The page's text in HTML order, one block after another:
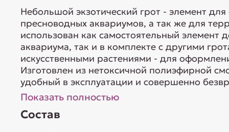
Небольшой экзотический грот - элемент
пресноводных аквариумов, а так же для
использован как самостоятельный
аквариума, так и в комплекте с другими
искусственными растениями - для
Изготовлен из нетоксичной полиэфирной
удобный в эксплуатации и совершенно
Показать полностью
Состав